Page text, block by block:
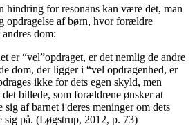
resonans kan være det, man
opdragelse af børn, hvor forældre
dom:
er “vel”opdraget, er det nemlig de andre
dom, der ligger i “vel opdragenhed, er
ikke for dets egen skyld, men
billede, som forældrene ønsker at
sig af barnet i deres meninger om dets
sig på. (Løgstrup, 2012, p. 73)